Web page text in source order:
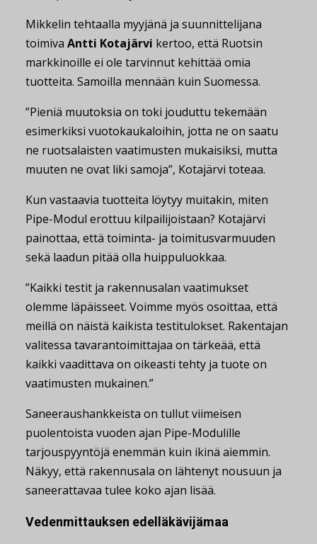
Mikkelin tehtaalla myyjänä ja suunnittelijana
toimiva Antti Kotajärvi kertoo, että Ruotsin
markkinoille ei ole tarvinnut kehittää omia
tuotteita. Samoilla mennään kuin Suomessa.
”Pieniä muutoksia on toki jouduttu tekemään
esimerkiksi vuotokaukaloihin, jotta ne on saatu
ne ruotsalaisten vaatimusten mukaisiksi, mutta
muuten ne ovat liki samoja”, Kotajärvi toteaa.
Kun vastaavia tuotteita löytyy muitakin, miten
Pipe-Modul erottuu kilpailijoistaan? Kotajärvi
painottaa, että toiminta- ja toimitusvarmuuden
sekä laadun pitää olla huippuluokkaa.
”Kaikki testit ja rakennusalan vaatimukset
olemme läpäisseet. Voimme myös osoittaa, että
meillä on näistä kaikista testitulokset. Rakentajan
valitessa tavarantoimittajaa on tärkeää, että
kaikki vaadittava on oikeasti tehty ja tuote on
vaatimusten mukainen.”
Saneeraushankkeista on tullut viimeisen
puolentoista vuoden ajan Pipe-Modulille
tarjouspyyntöjä enemmän kuin ikinä aiemmin.
Näkyy, että rakennusala on lähtenyt nousuun ja
saneerattavaa tulee koko ajan lisää.
Vedenmittauksen edelläkävijämaa